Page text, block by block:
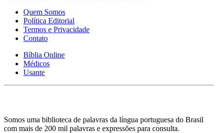
Quem Somos
Política Editorial
Termos e Privacidade
Contato
Bíblia Online
Médicos
Usante
Somos uma biblioteca de palavras da língua portuguesa do Brasil
com mais de 200 mil palavras e expressões para consulta.